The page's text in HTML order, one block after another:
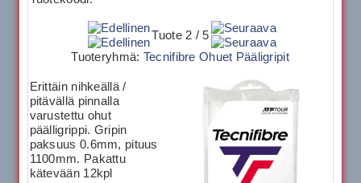
Tuote 2 / 5
Tuoteryhmä: Tecnifibre Ohuet Pääligripit
Erittäin nihkeällä /
pitävällä pinnalla
varustettu ohut
päälligrippi. Gripin
paksuus 0.6mm, pituus
1100mm. Pakattu
kätevään 12kpl